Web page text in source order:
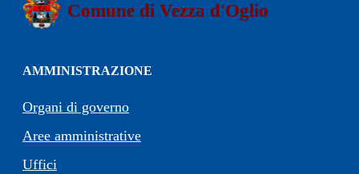
Comune di Vezza d'Oglio
AMMINISTRAZIONE
Organi di governo
Aree amministrative
Uffici